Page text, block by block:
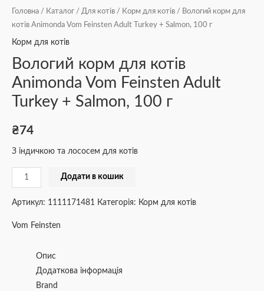
Головна / Каталог / Для котів / Корм для котів / Вологий корм для
котів Animonda Vom Feinsten Adult Turkey + Salmon, 100 г
Корм для котів
Вологий корм для котів
Animonda Vom Feinsten Adult
Turkey + Salmon, 100 г
₴74
З індичкою та лососем для котів
Додати в кошик
Артикул: 1111171481 Категорія: Корм для котів
Vom Feinsten
Опис
Додаткова інформація
Brand